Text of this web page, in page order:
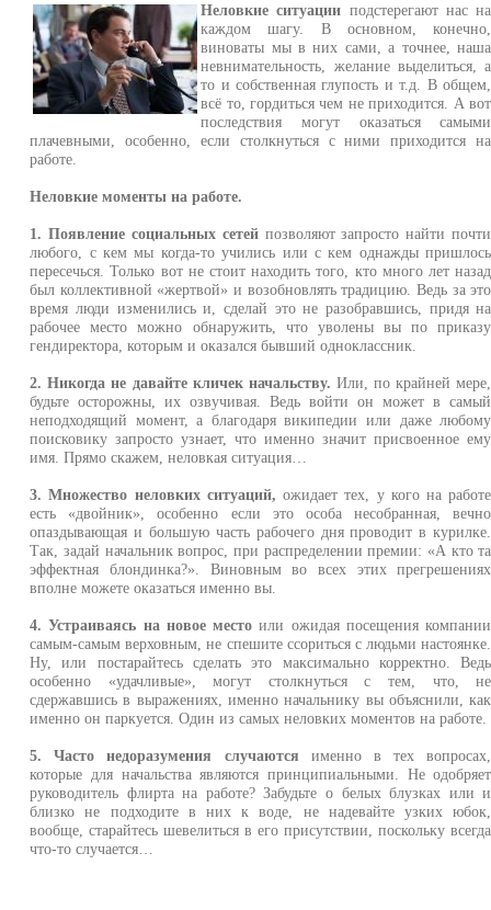
Неловкие ситуации подстерегают нас на
каждом шагу. В основном, конечно,
виноваты мы в них сами, а точнее, наша
невнимательность, желание выделиться, а
то и собственная глупость и т.д. В общем,
всё то, гордиться чем не приходится. А вот
последствия могут оказаться самыми
плачевными, особенно, если столкнуться с ними приходится на
работе.
Неловкие моменты на работе.
1. Появление социальных сетейпозволяют запросто найти почти
любого, с кем мы когда-то учились или с кем однажды пришлось
пересечься. Только вот не стоит находить того, кто много лет назад
был коллективной «жертвой» и возобновлять традицию. Ведь за это
время люди изменились и, сделай это не разобравшись, придя на
рабочее место можно обнаружить, что уволены вы по приказу
гендиректора, которым и оказался бывший одноклассник.
2. Никогда не давайте кличек начальству. Или, по крайней мере,
будьте осторожны, их озвучивая. Ведь войти он может в самый
неподходящий момент, а благодаря википедии или даже любому
поисковику запросто узнает, что именно значит присвоенное ему
имя. Прямо скажем, неловкая ситуация…
3. Множество неловких ситуаций, ожидает тех, у кого на работе
есть «двойник», особенно если это особа несобранная, вечно
опаздывающая и большую часть рабочего дня проводит в курилке.
Так, задай начальник вопрос, при распределении премии: «А кто та
эффектная блондинка?». Виновным во всех этих прегрешениях
вполне можете оказаться именно вы.
4. Устраиваясь на новое место или ожидая посещения компании
самым-самым верховным, не спешите ссориться с людьми настоянке.
Ну, или постарайтесь сделать это максимально корректно. Ведь
особенно «удачливые», могут столкнуться с тем, что, не
сдержавшись в выражениях, именно начальнику вы объяснили, как
именно он паркуется. Один из самых неловких моментов на работе.
5. Часто недоразумения случаются именно в тех вопросах,
которые для начальства являются принципиальными. Не одобряет
руководитель флирта на работе? Забудьте о белых блузках или и
близко не подходите в них к воде, не надевайте узких юбок,
вообще, старайтесь шевелиться в его присутствии, поскольку всегда
что-то случается…